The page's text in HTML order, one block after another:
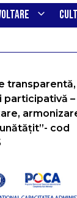
transparentă,
participativă –
cod